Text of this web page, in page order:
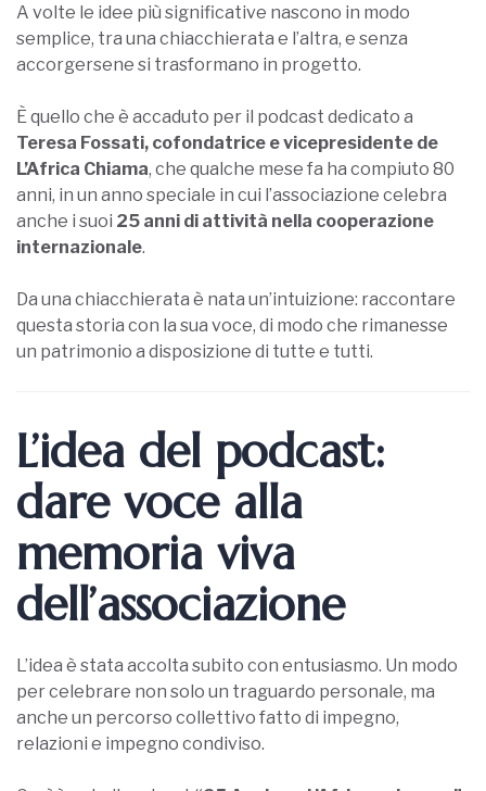
A volte le idee più significative nascono in modo
semplice, tra una chiacchierata e l’altra, e senza
accorgersene si trasformano in progetto.
È quello che è accaduto per il podcast dedicato a
Teresa Fossati, cofondatrice e vicepresidente de
L’Africa Chiama, che qualche mese fa ha compiuto 80
anni, in un anno speciale in cui l’associazione celebra
anche i suoi 25 anni di attività nella cooperazione
internazionale.
Da una chiacchierata è nata un’intuizione: raccontare
questa storia con la sua voce, di modo che rimanesse
un patrimonio a disposizione di tutte e tutti.
L’idea del podcast:
dare voce alla
memoria viva
dell’associazione
L’idea è stata accolta subito con entusiasmo. Un modo
per celebrare non solo un traguardo personale, ma
anche un percorso collettivo fatto di impegno,
relazioni e impegno condiviso.